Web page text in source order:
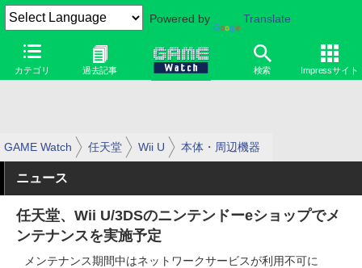
Powered by Translate
カテゴリ 過去記事 検索 Impressサイト
GAME Watch 任天堂 Wii U 本体・周辺機器
ニュース
任天堂、Wii U/3DSのニンテンドーeショップでメ
ンテナンスを実施予定
メンテナンス期間中はネットワークサービスが利用不可に